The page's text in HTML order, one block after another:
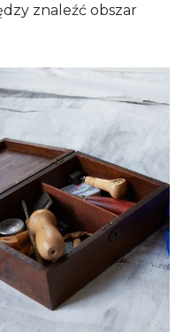
znaleźć obszar